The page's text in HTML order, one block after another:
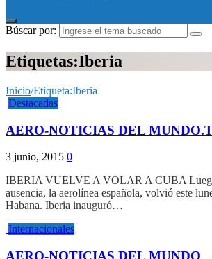
Búscar por:
Etiquetas:Iberia
Inicio/Etiqueta:Iberia
Destacadas
AERO-NOTICIAS DEL
3 junio, 2015 0
IBERIA VUELVE A VOLAR A CUBA
ausencia, la aerolínea española, volvió este
Habana. Iberia inauguró…
Internacionales
AERO-NOTICIAS DEL MUNDO